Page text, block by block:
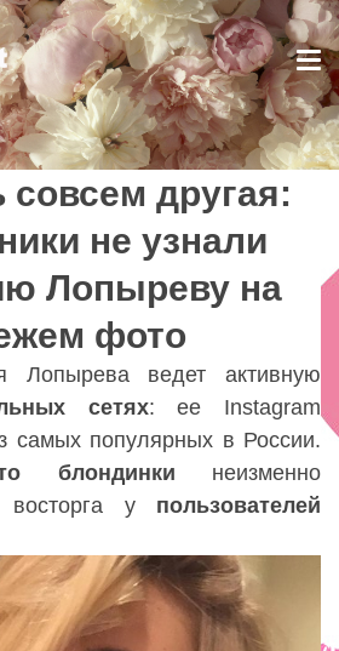
совсем другая:
не узнали
Лопыреву на
фото
совсем другая:
не узнали
Лопыреву на
фото
Лопырева ведет активную
сетях: ее Instagram
самых популярных в России.
блондинки неизменно
у пользователей